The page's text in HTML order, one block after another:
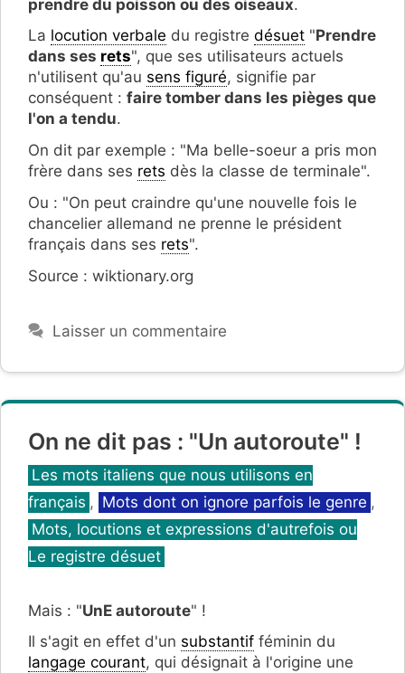
prendre du poisson ou des oiseaux.
La locution verbale du registre désuet "Prendre
dans ses rets", que ses utilisateurs actuels
n'utilisent qu'au sens figuré, signifie par
conséquent : faire tomber dans les pièges que
l'on a tendu.
On dit par exemple : "Ma belle-soeur a pris mon
frère dans ses rets dès la classe de terminale".
Ou : "On peut craindre qu'une nouvelle fois le
chancelier allemand ne prenne le président
français dans ses rets".
Source : wiktionary.org
Laisser un commentaire
On ne dit pas : "Un autoroute" !
Catégories
Les mots italiens que nous utilisons en
français , Mots dont on ignore parfois le genre ,
Mots, locutions et expressions d'autrefois ou
Le registre désuet
Mais : "UnE autoroute" !
Il s'agit en effet d'un substantif féminin du
langage courant, qui désignait à l'origine une